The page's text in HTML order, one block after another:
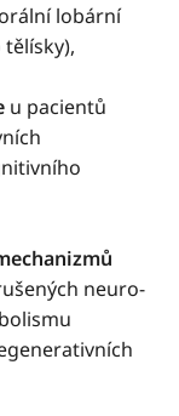
lobární
u pacientů
neuro-